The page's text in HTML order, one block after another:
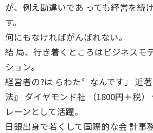
が、例え勘違いであ っても経営を続
す。
何にもなければがんばれない。
結 局、行き着くところはビジネスモ
ション。
経営者の?は らわた〞なんです」 近
法』 ダイヤモンド社 （1800円＋税
レーンとして活躍。
日銀出身で若くして国際的な会 計事